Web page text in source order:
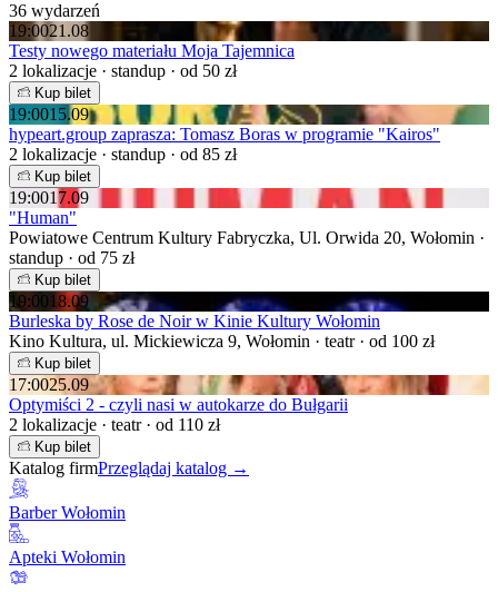
36 wydarzeń
19:0021.08
Testy nowego materiału Moja Tajemnica
2 lokalizacje · standup · od 50 zł
Kup bilet
19:0015.09
hypeart.group zaprasza: Tomasz Boras w programie "Kairos"
2 lokalizacje · standup · od 85 zł
Kup bilet
19:0017.09
"Human"
Powiatowe Centrum Kultury Fabryczka, Ul. Orwida 20, Wołomin ·
standup · od 75 zł
Kup bilet
19:00 18.09
Burleska by Rose de Noir w Kinie Kultury Wołomin
Kino Kultura, ul. Mickiewicza 9, Wołomin · teatr · od 100 zł
Kup bilet
17:0025.09
Optymiści 2 - czyli nasi w autokarze do Bułgarii
2 lokalizacje · teatr · od 110 zł
Kup bilet
Katalog firmPrzeglądaj katalog →
Barber Wołomin
Apteki Wołomin